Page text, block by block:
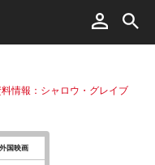
情報：シャロウ・グレイブ
外国映画